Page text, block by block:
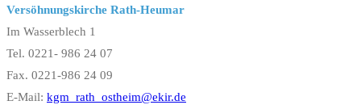
Versöhnungskirche Rath-Heumar
Im Wasserblech 1
Tel. 0221- 986 24 07
Fax. 0221-986 24 09
E-Mail: kgm_rath_ostheim@ekir.de